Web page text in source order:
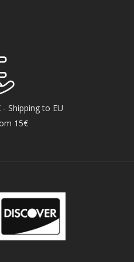
Shipping to EU
15€